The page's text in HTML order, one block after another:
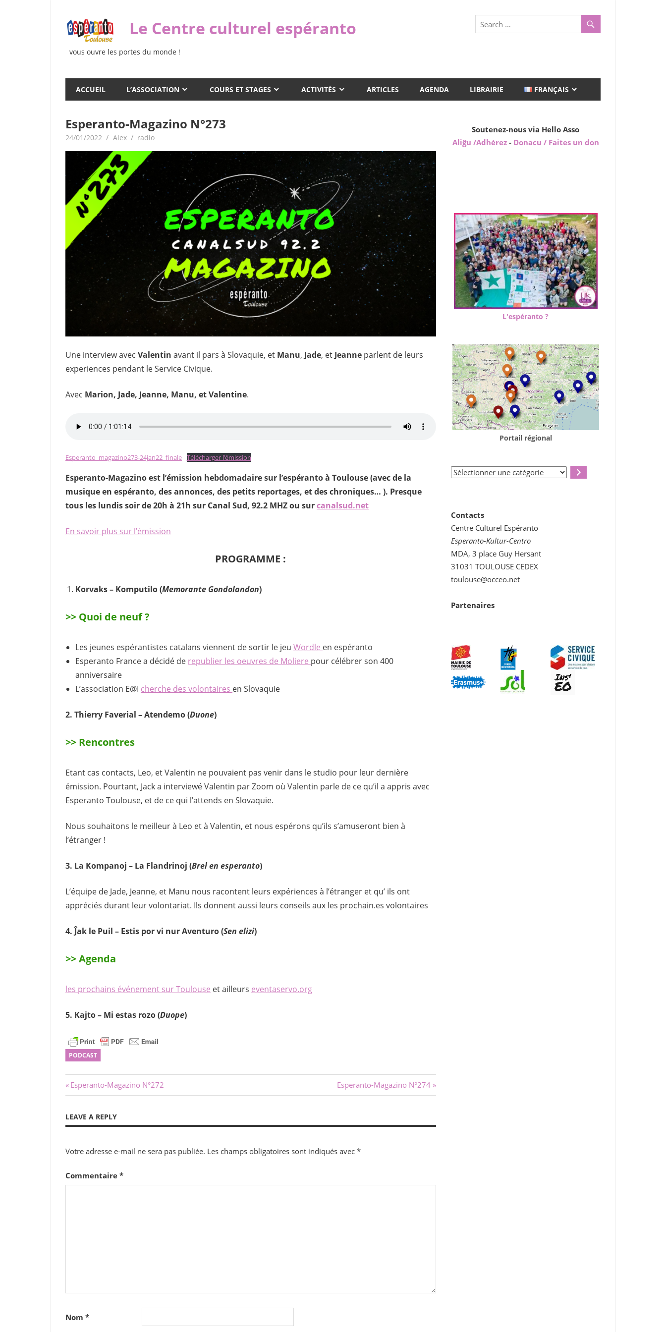
content
Le Centre culturel espéranto
vous ouvre les portes du monde !
ACCUEIL L’ASSOCIATION COURS ET STAGES ACTIVITÉS ARTICLES AGENDA LIBRAIRIE FRANÇAIS
Esperanto-Magazino N°273
24/01/2022 Alex radio
Une interview avec Valentin avant il pars à Slovaquie, et Manu, Jade, et Jeanne parlent de leurs
experiences pendant le Service Civique.
Avec Marion, Jade, Jeanne, Manu, et Valentine.
Esperanto_magazino273-24jan22_finale Télécharger l’émission
Esperanto-Magazino est l’émission hebdomadaire sur l’espéranto à Toulouse (avec de la
musique en espéranto, des annonces, des petits reportages, et des chroniques… ). Presque
tous les lundis soir de 20h à 21h sur Canal Sud, 92.2 MHZ ou surcanalsud.net
En savoir plus sur l’émission
PROGRAMME :
Korvaks – Komputilo (Memorante Gondolandon)
>> Quoi de neuf ?
Les jeunes espérantistes catalans viennent de sortir le jeu Wordle en espéranto
Esperanto France a décidé de republier les oeuvres de Moliere pour célébrer son 400
anniversaire
L’association E@I cherche des volontaires en Slovaquie
2. Thierry Faverial – Atendemo (Duone)
>> Rencontres
Etant cas contacts, Leo, et Valentin ne pouvaient pas venir dans le studio pour leur dernière
émission. Pourtant, Jack a interviewé Valentin par Zoom où Valentin parle de ce qu’il a appris avec
Esperanto Toulouse, et de ce qui l’attends en Slovaquie.
Nous souhaitons le meilleur à Leo et à Valentin, et nous espérons qu’ils s’amuseront bien à
l’étranger !
3. La Kompanoj – La Flandrinoj (Brel en esperanto)
L’équipe de Jade, Jeanne, et Manu nous racontent leurs expériences à l’étranger et qu’ ils ont
appréciés durant leur volontariat. Ils donnent aussi leurs conseils aux les prochain.es volontaires
4. Ĵak le Puil – Estis por vi nur Aventuro (Sen elizi)
>> Agenda
les prochains événement sur Toulouse et ailleurs eventaservo.org
5. Kajto – Mi estas rozo (Duope)
PODCAST
Navigation
l’article
Previous
Post:
Esperanto-Magazino N°272
Next
Post:
Esperanto-Magazino N°274
LEAVE A REPLY
Votre adresse e-mail ne sera pas publiée. Les champs obligatoires sont indiqués avec *
Commentaire *
Nom *
Soutenez-nous via Hello Asso
Aliĝu /Adhérez - Donacu / Faites un don
L'espéranto ?
Portail régional
Sélectionner
Contacts
Centre Culturel Espéranto
Esperanto-Kultur-Centro
MDA, 3 place Guy Hersant
31031 TOULOUSE CEDEX
toulouse@occeo.net
Partenaires